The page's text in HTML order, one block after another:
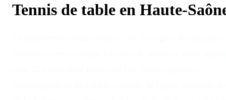
Tennis de table en Haute-